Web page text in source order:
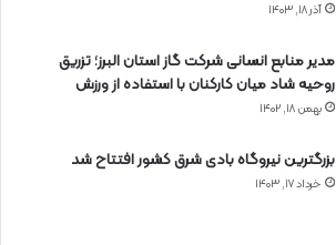
آذر ۱۸, ۱۴۰۳
مدیر منابع انسانی شرکت گاز استان البرز؛ تزریق
روحیه شاد میان کارکنان با استفاده از ورزش
بهمن ۱۸, ۱۴۰۲
بزرگترین نیروگاه بادی شرق کشور افتتاح شد
خرداد ۱۷, ۱۴۰۳